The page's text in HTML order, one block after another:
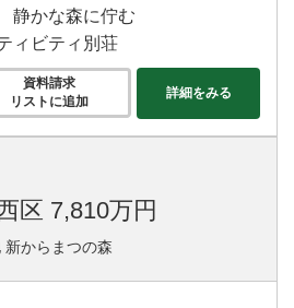
静かな森に佇む
ィビティ別荘
資料請求
リストに追加
詳細をみる
区 7,810万円
新からまつの森